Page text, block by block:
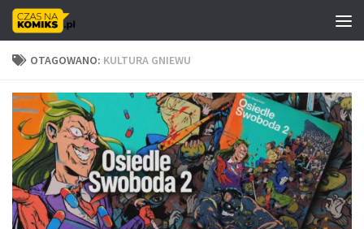
Skip to content
OTAGOWANO: KULTURA GNIEWU